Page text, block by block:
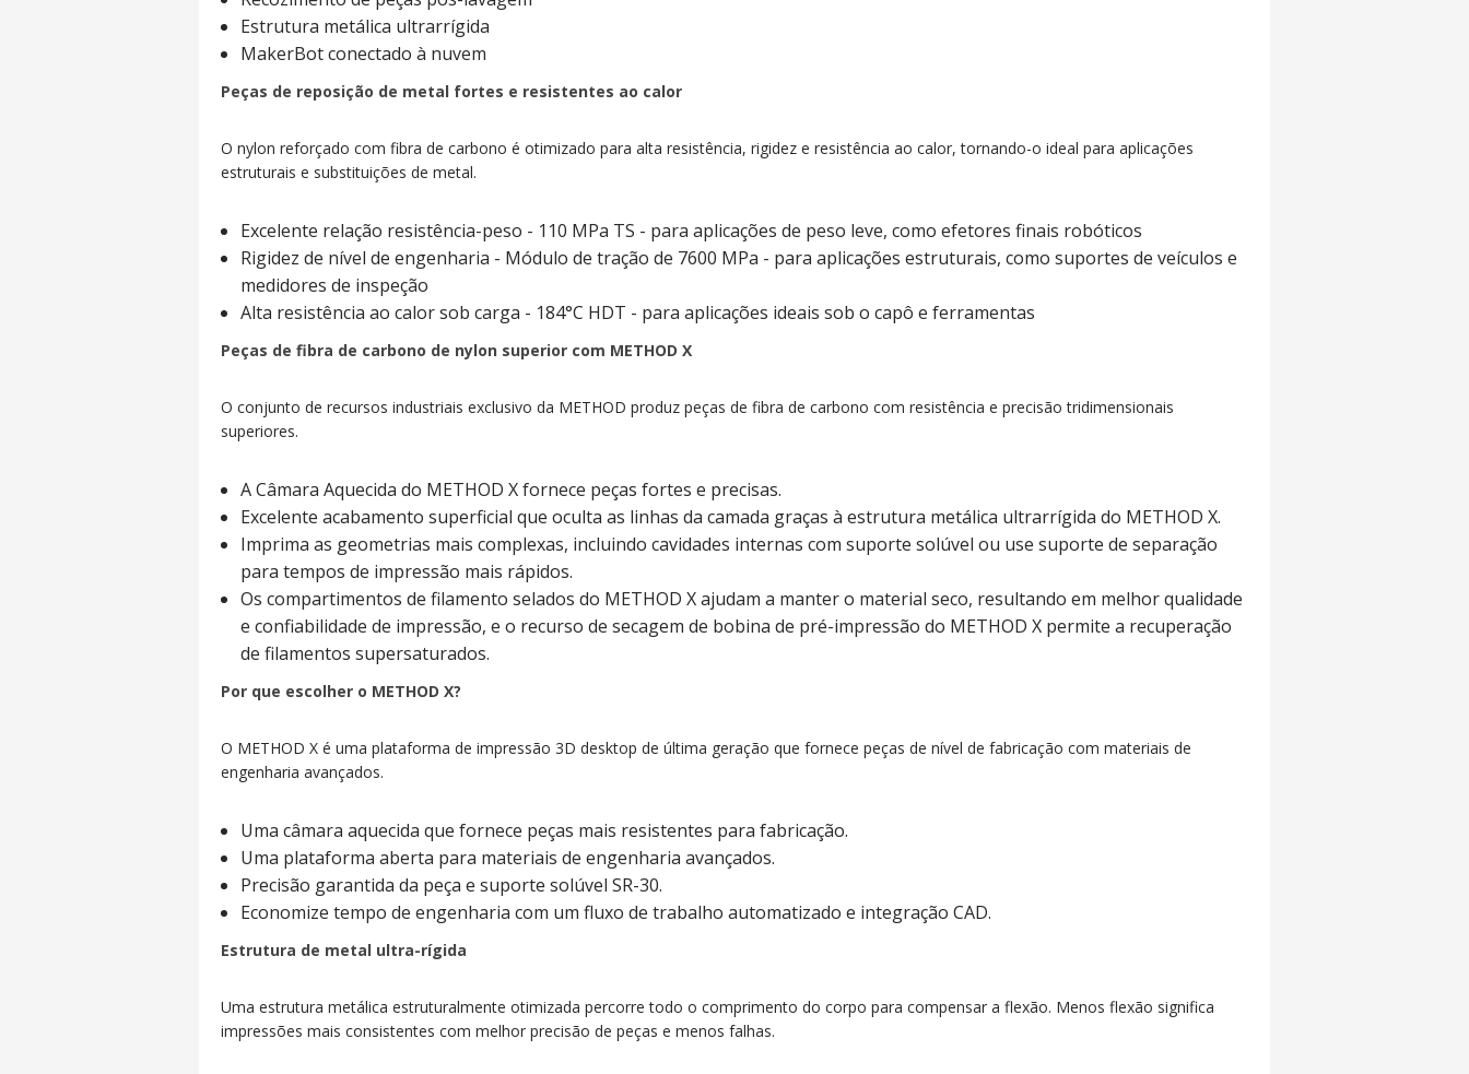
Estrutura metálica ultrarrígida
MakerBot conectado à nuvem
Peças de reposição de metal fortes e resistentes ao calor
O nylon reforçado com fibra de carbono é otimizado para alta resistência, rigidez e resistência ao calor, tornando-o ideal para aplicações
estruturais e substituições de metal.
Excelente relação resistência-peso - 110 MPa TS - para aplicações de peso leve, como efetores finais robóticos
Rigidez de nível de engenharia - Módulo de tração de 7600 MPa - para aplicações estruturais, como suportes de veículos e
medidores de inspeção
Alta resistência ao calor sob carga - 184°C HDT - para aplicações ideais sob o capô e ferramentas
Peças de fibra de carbono de nylon superior com METHOD X
O conjunto de recursos industriais exclusivo da METHOD produz peças de fibra de carbono com resistência e precisão tridimensionais
superiores.
A Câmara Aquecida do METHOD X fornece peças fortes e precisas.
Excelente acabamento superficial que oculta as linhas da camada graças à estrutura metálica ultrarrígida do METHOD X.
Imprima as geometrias mais complexas, incluindo cavidades internas com suporte solúvel ou use suporte de separação
para tempos de impressão mais rápidos.
Os compartimentos de filamento selados do METHOD X ajudam a manter o material seco, resultando em melhor qualidade
e confiabilidade de impressão, e o recurso de secagem de bobina de pré-impressão do METHOD X permite a recuperação
de filamentos supersaturados.
Por que escolher o METHOD X?
O METHOD X é uma plataforma de impressão 3D desktop de última geração que fornece peças de nível de fabricação com materiais de
engenharia avançados.
Uma câmara aquecida que fornece peças mais resistentes para fabricação.
Uma plataforma aberta para materiais de engenharia avançados.
Precisão garantida da peça e suporte solúvel SR-30.
Economize tempo de engenharia com um fluxo de trabalho automatizado e integração CAD.
Estrutura de metal ultra-rígida
Uma estrutura metálica estruturalmente otimizada percorre todo o comprimento do corpo para compensar a flexão. Menos flexão significa
impressões mais consistentes com melhor precisão de peças e menos falhas.